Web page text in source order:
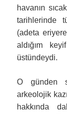
havanın
tarihlerinde
(adeta
aldığım
üstündeydi.
O günden
arkeolojik
hakkında